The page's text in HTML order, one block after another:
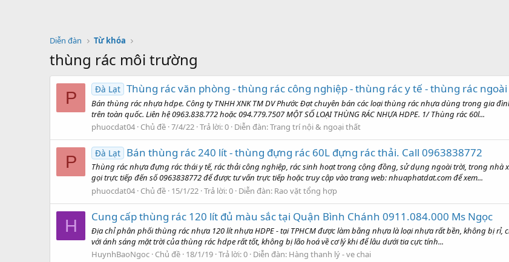
Diễn đàn Từ khóa
thùng rác môi trường
P Đà Lạt Thùng rác văn phòng - thùng rác công nghiệp - thùng rác y tế - thùng rác
Bán thùng rác nhựa hdpe. Công ty TNHH XNK TM DV Phước Đạt chuyên bán các loại thùng rác nhựa dùng trong gia
trên toàn quốc. Liên hệ 0963.838.772 hoặc 094.779.7507 MỘT SỐ LOẠI THÙNG RÁC NHỰA HDPE. 1/ Thùng rác 60l...
phuocdat04 Chủ đề 7/4/22 Trả lời: 0 Diễn đàn:Trang trí nội & ngoại thất
P Đà Lạt Bán thùng rác 240 lít - thùng đựng rác 60L đựng rác thải. Call 0963838772
Thùng rác nhựa đựng rác thái y tế, rác thải công nghiệp, rác sinh hoạt trong cộng đồng, sử dụng ngoài trời, trong
gọi trực tiếp đến số 0963838772 để được tư vấn trực tiếp hoặc truy cập vào trang web: nhuaphatdat.com để xem...
phuocdat04 Chủ đề 15/1/22 Trả lời: 0 Diễn đàn: Rao vặt tổng hợp
H Cung cấp thùng rác 120 lít đủ màu sắc tại Quận Bình Chánh 0911.084.000 Ms Ngọc
Địa chỉ phân phối thùng rác nhựa 120 lít nhựa HDPE - tại TPHCM được làm bằng nhựa là loại nhựa rất bền, không bị
với ánh sáng mặt trời của thùng rác hdpe rất tốt, không bị lão hoá về cơ lý khi để lâu dưới tia cực tính...
HuynhBaoNgoc Chủ đề 18/1/19 Trả lời: 0 Diễn đàn: Hàng thanh lý - ve chai